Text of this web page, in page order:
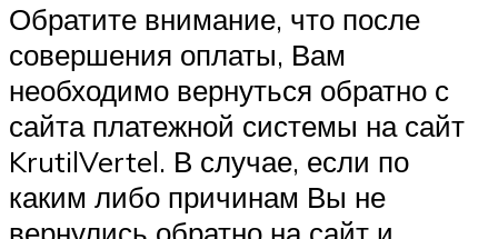
Обратите внимание, что после
совершения оплаты, Вам
необходимо вернуться обратно с
сайта платежной системы на сайт
KrutilVertel. В случае, если по
каким либо причинам Вы не